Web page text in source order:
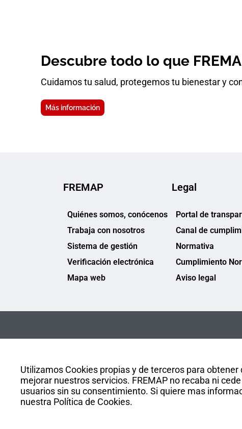
Utilizamos Cookies propias y de terceros para
mejorar nuestros servicios. FREMAP no recaba ni
usuarios sin su consentimiento. Si quiere mas
nuestra Política de Cookies.
Descubre todo lo que
Cuidamos tu salud, protegemos tu bienestar y
Más información
FREMAP
Quiénes somos, conócenos
Trabaja con nosotros
Sistema de gestión
Verificación electrónica
Mapa web
Legal
Portal de
Canal de
Normativa
Cumplimiento
Aviso legal